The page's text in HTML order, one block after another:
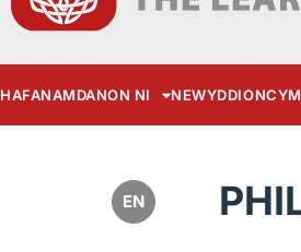
HAFANAMDANON NI NEWYDDION
EN